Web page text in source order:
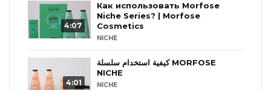
4:07
Как использовать Morfose
Niche Series? | Morfose
Cosmetics
NICHE
4:01
كيفية استخدام سلسلة MORFOSE
NICHE
NICHE